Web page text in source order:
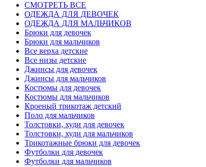
СМОТРЕТЬ ВСЕ
ОДЕЖДА ДЛЯ ДЕВОЧЕК
ОДЕЖДА ДЛЯ МАЛЬЧИКОВ
Брюки для девочек
Брюки для мальчиков
Все верха детские
Все низы детские
Джинсы для девочек
Джинсы для мальчиков
Костюмы для девочек
Костюмы для мальчиков
Кроеный трикотаж детский
Поло для мальчиков
Толстовки, худи для девочек
Толстовки, худи для мальчиков
Трикотажные брюки для девочек
Футболки для девочек
Футболки для мальчиков